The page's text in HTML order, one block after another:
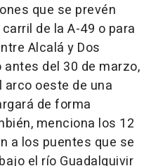
que se prevén
de la A-49 o para
Alcalá y Dos
del 30 de marzo,
oeste de una
de forma
menciona los 12
a los puentes que se
el río Guadalquivir